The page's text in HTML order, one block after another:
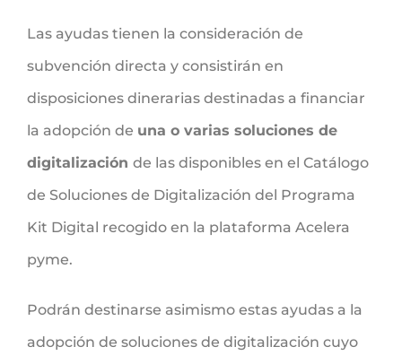
Las ayudas tienen la consideración de
subvención directa y consistirán en
disposiciones dinerarias destinadas a financiar
la adopción de una o varias soluciones de
digitalización de las disponibles en el Catálogo
de Soluciones de Digitalización del Programa
Kit Digital recogido en la plataforma Acelera
pyme.
Podrán destinarse asimismo estas ayudas a la
adopción de soluciones de digitalización cuyo